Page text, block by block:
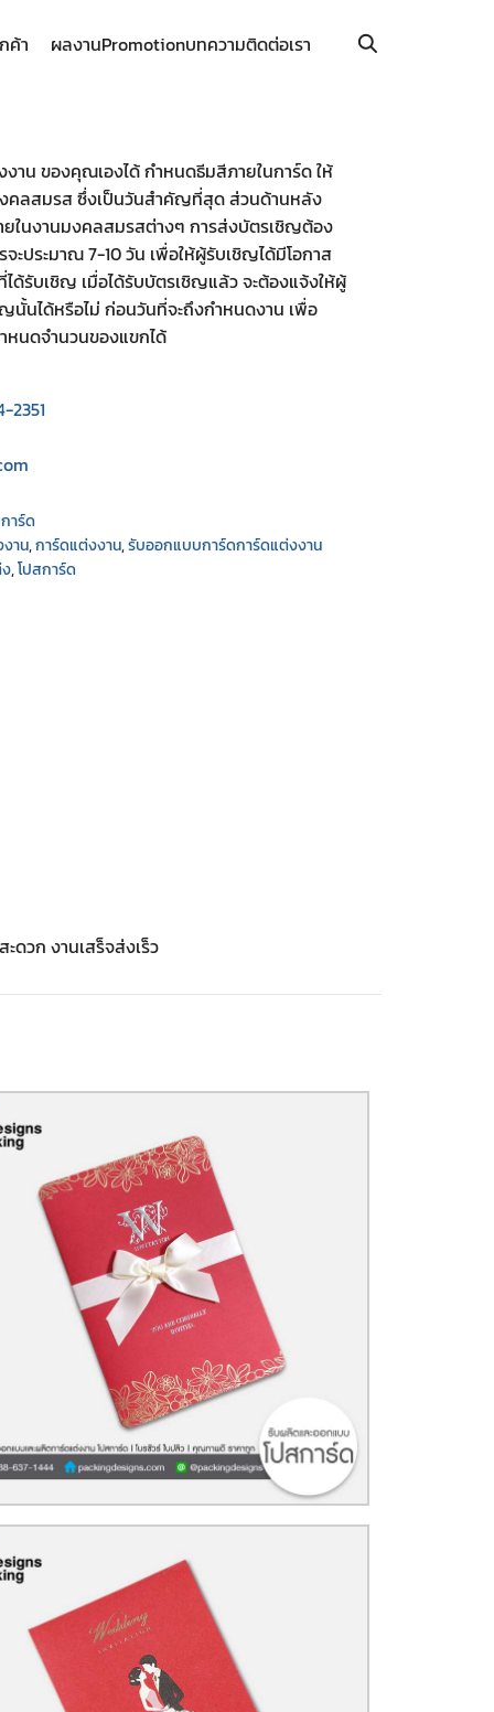
ค้า ผลงานPromotionบทความติดต่อเรา
าน ของคุณเองได้ กำหนดธีมสีภายในการ์ด ให้
งคลสมรส ซึ่งเป็นวันสำคัญที่สุด ส่วนด้านหลัง
ยในงานมงคลสมรสต่างๆ การส่งบัตรเชิญต้อง
ะประมาณ 7-10 วัน เพื่อให้ผู้รับเชิญได้มีโอกาส
ด้รับเชิญ เมื่อได้รับบัตรเชิญแล้ว จะต้องแจ้งให้ผู้
ญนั้นได้หรือไม่ ก่อนวันที่จะถึงกำหนดงาน เพื่อ
หนดจำนวนของแขกได้
2351
าร์ด
าน,การ์ดแต่งงาน,รับออกแบบการ์ดการ์ดแต่งงาน
,โปสการ์ด
วก งานเสร็จส่งเร็ว